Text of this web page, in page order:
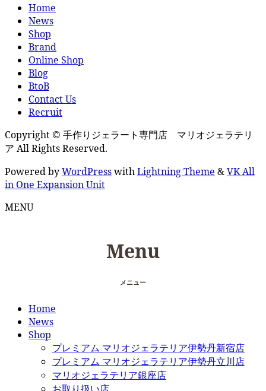
Home
News
Shop
Brand
Online Shop
Blog
BtoB
Contact Us
Recruit
Copyright © 手作りジェラート専門店 マリオジェラテリ
ア All Rights Reserved.
Powered byWordPresswithLightning Theme &VK All
in One Expansion Unit
MENU
Menu
メニュー
Home
News
Shop
プレミアム マリオジェラテリア伊勢丹新宿店
プレミアム マリオジェラテリア伊勢丹立川店
マリオジェラテリア銀座店
お取り扱い店